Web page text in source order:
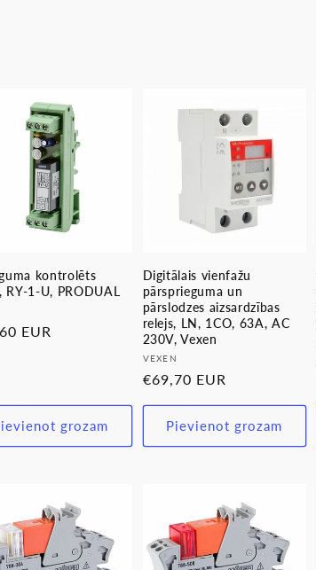
kontrolēts
RY-1-U, PRODUAL
EUR
grozam
Digitālais vienfažu
pārsprieguma un
pārslodzes aizsardzības
relejs, LN, 1CO, 63A, AC
230V, Vexen
Pārdevējs:
VEXEN
Parastā
€69,70 EUR
Pievienot grozam